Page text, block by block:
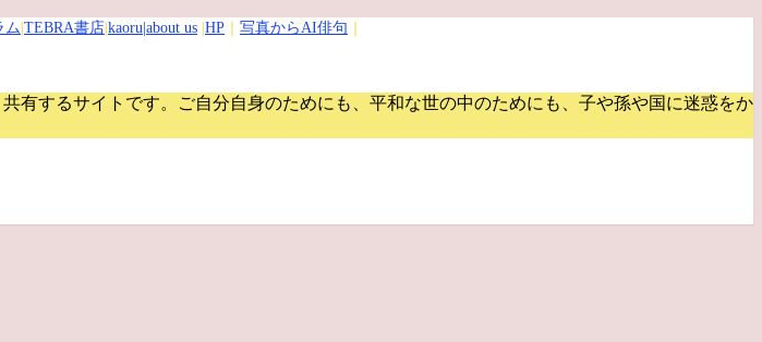
ム TEBRA書店 kaoru |about us HP 写真からAI俳句
有するサイトです。
ご自分自身のためにも、平和な世の中のためにも、子や孫や国に迷惑をか